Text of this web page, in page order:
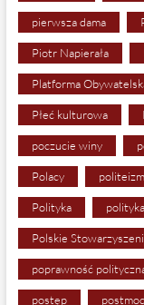
pierwsza dama
Piotr Napierała
Platforma
Płeć kulturowa
poczucie winy
Polacy politeizm
Polityka polityka
Polskie
poprawność
postęp